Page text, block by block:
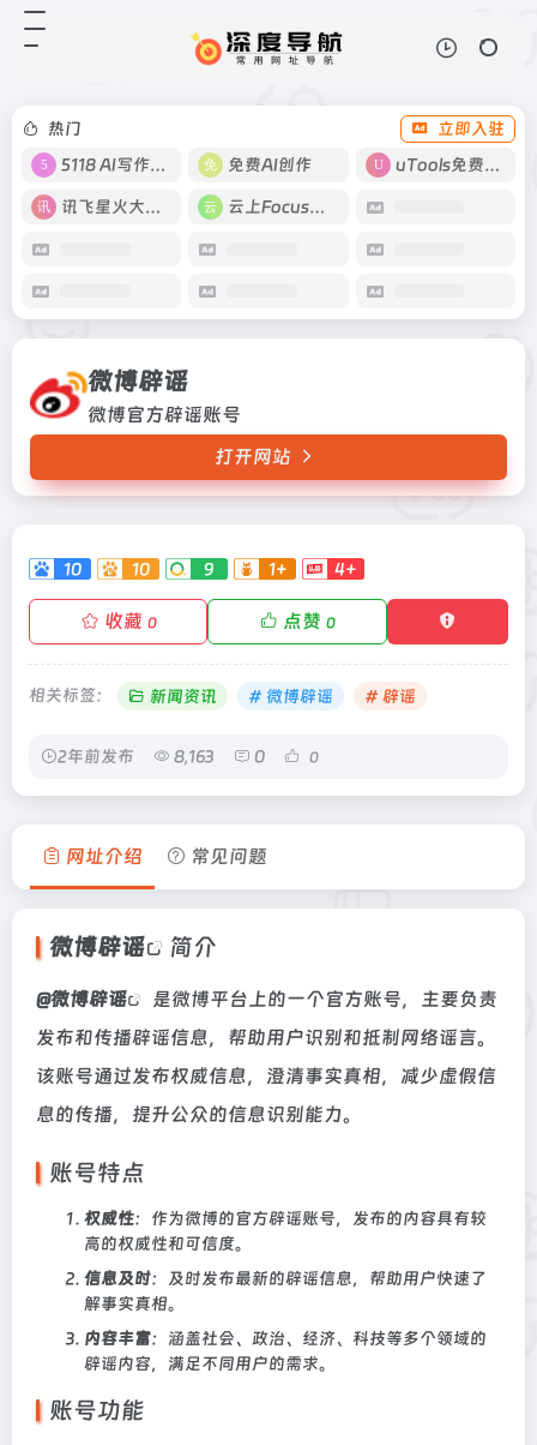
热门
立即入驻
5118 AI写作工具
免费AI创作 uTools免费工具箱
讯飞星火大模型 云上Focus接码
微博辟谣
微博官方辟谣账号
打开网站
10
10
9 1+ 4+
收藏 0 点赞 0
相关标签： 新闻资讯 # 微博辟谣 # 辟谣
2年前发布 8,163 0 0
网址介绍 常见问题
微博辟谣 简介
@微博辟谣
是微博平台上的一个官方账号，主要负责
发布和传播辟谣信息，帮助用户识别和抵制网络谣言。
该账号通过发布权威信息，澄清事实真相，减少虚假信
息的传播，提升公众的信息识别能力。
账号特点
权威性：作为微博的官方辟谣账号，发布的内容具有较
高的权威性和可信度。
信息及时：及时发布最新的辟谣信息，帮助用户快速了
解事实真相。
内容丰富：涵盖社会、政治、经济、科技等多个领域的
辟谣内容，满足不同用户的需求。
账号功能